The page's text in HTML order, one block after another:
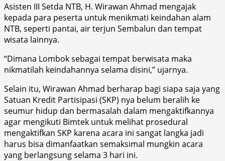
Asisten III Setda NTB, H. Wirawan Ahmad mengajak
kepada para peserta untuk menikmati keindahan alam
NTB, seperti pantai, air terjun Sembalun dan tempat
wisata lainnya.
“Dimana Lombok sebagai tempat berwisata maka
nikmatilah keindahannya selama disini,” ujarnya.
Selain itu, Wirawan Ahmad berharap bagi siapa saja yang
Satuan Kredit Partisipasi (SKP) nya belum beralih ke
seumur hidup dan bermasalah dalam mengaktifkannya
agar mengikuti Bimtek untuk melihat prosedural
mengaktifkan SKP karena acara ini sangat langka jadi
harus bisa dimanfaatkan semaksimal mungkin acara
yang berlangsung selama 3 hari ini.